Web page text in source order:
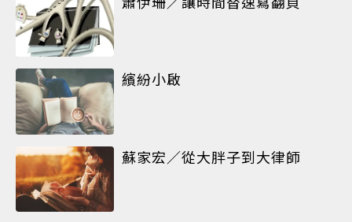
繽紛小啟
蘇家宏／從大胖子到大律師